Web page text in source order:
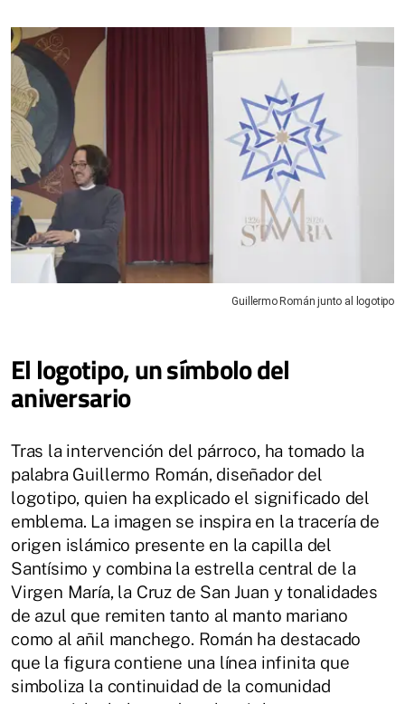
Guillermo Román junto al logotipo
El logotipo, un símbolo del
aniversario
Tras la intervención del párroco, ha tomado la
palabra Guillermo Román, diseñador del
logotipo, quien ha explicado el significado del
emblema. La imagen se inspira en la tracería de
origen islámico presente en la capilla del
Santísimo y combina la estrella central de la
Virgen María, la Cruz de San Juan y tonalidades
de azul que remiten tanto al manto mariano
como al añil manchego. Román ha destacado
que la figura contiene una línea infinita que
simboliza la continuidad de la comunidad